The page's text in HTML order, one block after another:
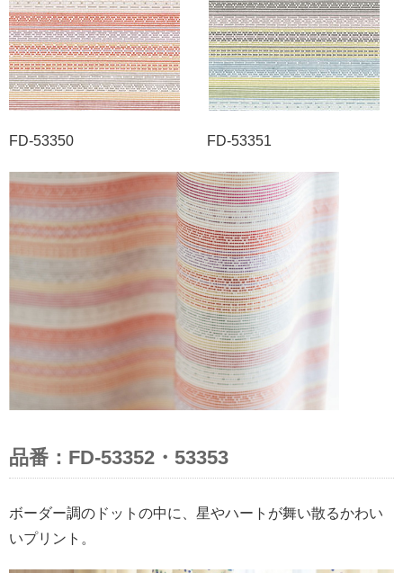
FD-53350 FD-53351
品番：FD-53352・53353
ボーダー調のドットの中に、星やハートが舞い散るかわい
いプリント。